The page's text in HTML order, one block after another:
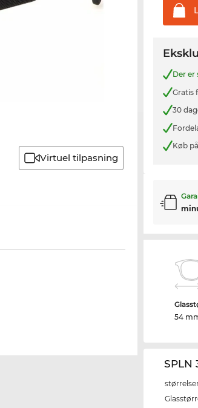
Virtuel tilpasning
Der
Gratis
30
Køb
54
SPLN